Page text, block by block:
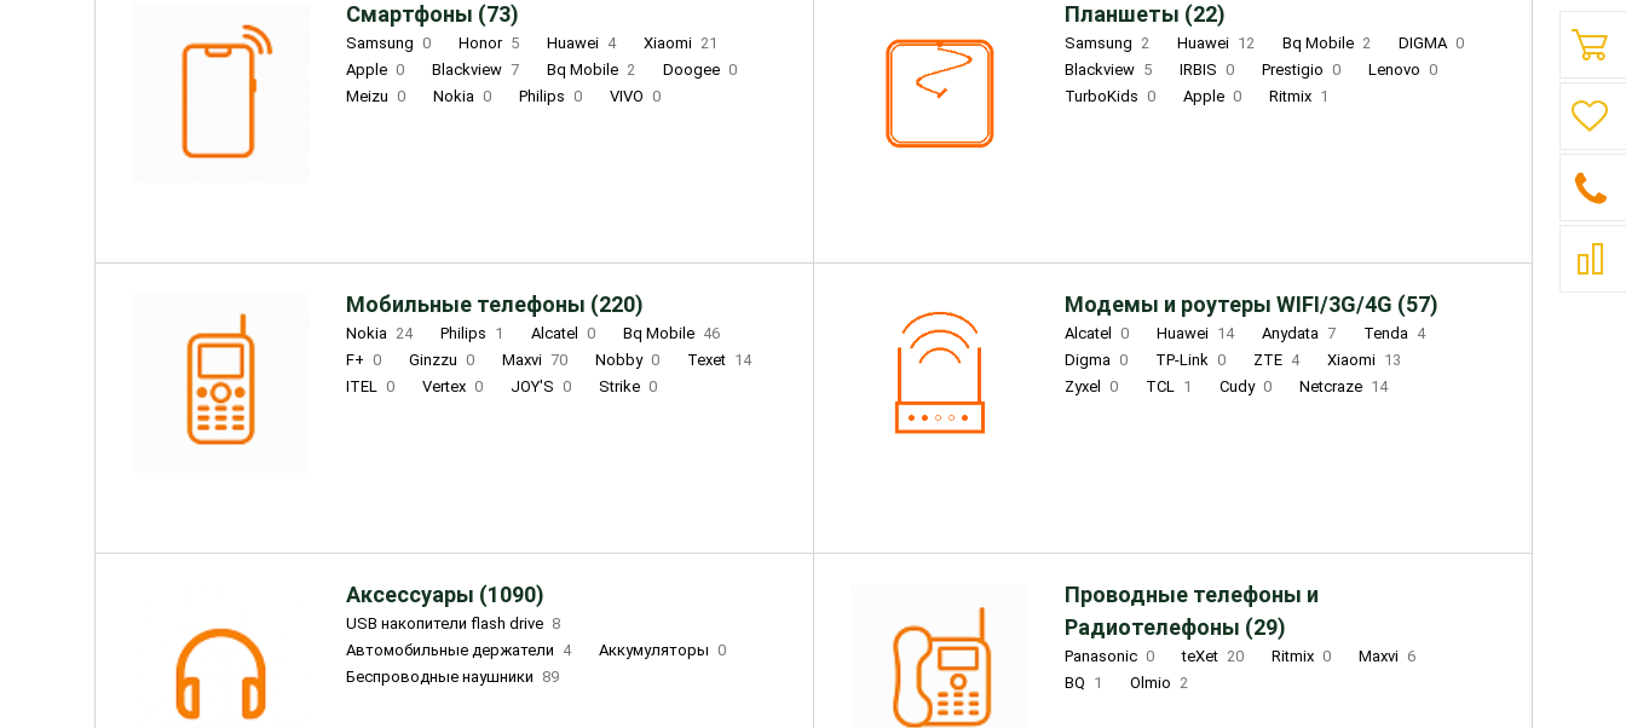
Смартфоны (73)
Samsung 0 Honor 5 Huawei 4 Xiaomi 21
Apple 0 Blackview 7 Bq Mobile 2 Doogee 0
Meizu 0 Nokia 0 Philips 0 VIVO 0
Планшеты (22)
Samsung 2 Huawei 12 Bq Mobile 2 DIGMA 0
Blackview 5 IRBIS 0 Prestigio 0 Lenovo 0
TurboKids 0 Apple 0 Ritmix 1
Мобильные телефоны (220)
Nokia 24 Philips 1 Alcatel 0 Bq Mobile 46
F+ 0 Ginzzu 0 Maxvi 70 Nobby 0 Texet 14
ITEL 0 Vertex 0 JOY'S 0 Strike 0
Модемы и роутеры WIFI/3G/4G (57)
Alcatel 0 Huawei 14 Anydata 7 Tenda 4
Digma 0 TP-Link 0 ZTE 4 Xiaomi 13
Zyxel
0 TCL 1 Cudy 0 Netcraze 14
Аксессуары (1090)
USB накопители flash drive 8
Автомобильные держатели 4 Аккумуляторы 0
Беспроводные наушники 89
Проводные телефоны и
Радиотелефоны (29)
Panasonic 0 teXet 20 Ritmix 0 Maxvi 6
BQ 1 Olmio 2